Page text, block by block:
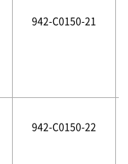
942-C0150-21
942-C0150-22